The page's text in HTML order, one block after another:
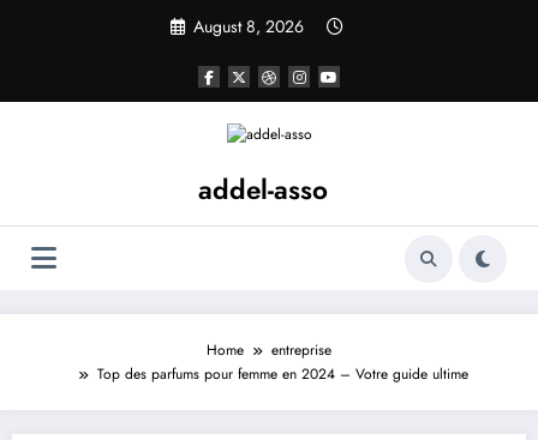
August 8, 2026
addel-asso
Home
entreprise
Top des parfums pour femme en 2024 – Votre guide ultime